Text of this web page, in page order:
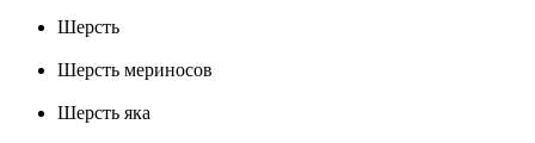
Шерсть
Шерсть мериносов
Шерсть яка